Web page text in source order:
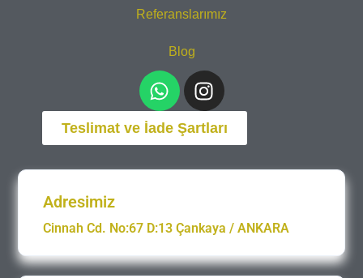
Referanslarımız
Blog
Teslimat ve İade Şartları
Adresimiz
Cinnah Cd. No:67 D:13 Çankaya / ANKARA